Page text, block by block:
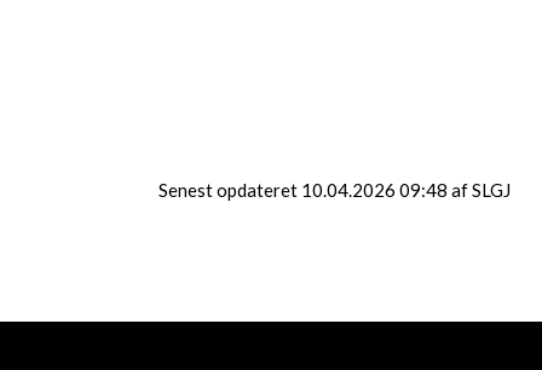
Senest opdateret 10.04.2026 09:48 af SLGJ